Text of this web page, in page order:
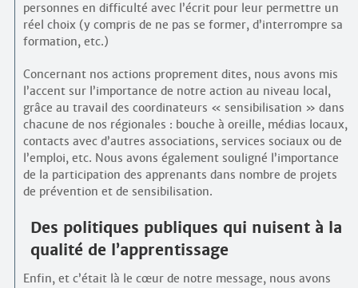
personnes en difficulté avec l’écrit pour leur permettre un
réel choix (y compris de ne pas se former, d’interrompre sa
formation, etc.)
Concernant nos actions proprement dites, nous avons mis
l’accent sur l’importance de notre action au niveau local,
grâce au travail des coordinateurs « sensibilisation » dans
chacune de nos régionales : bouche à oreille, médias locaux,
contacts avec d’autres associations, services sociaux ou de
l’emploi, etc. Nous avons également souligné l’importance
de la participation des apprenants dans nombre de projets
de prévention et de sensibilisation.
Des politiques publiques qui nuisent à la
qualité de l’apprentissage
Enfin, et c’était là le cœur de notre message, nous avons